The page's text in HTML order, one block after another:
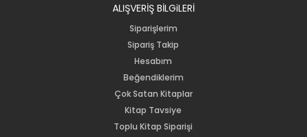
ALIŞVERİŞ BİLGiLERİ
Siparişlerim
Sipariş Takip
Hesabım
Beğendiklerim
Çok Satan Kitaplar
Kitap Tavsiye
Toplu Kitap Siparişi